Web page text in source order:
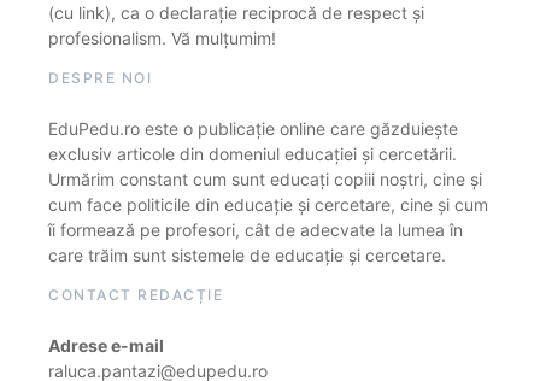
(cu link), ca o declarație reciprocă de respect și
profesionalism. Vă mulțumim!
DESPRE NOI
EduPedu.ro este o publicație online care găzduiește
exclusiv articole din domeniul educației și cercetării.
Urmărim constant cum sunt educați copiii noștri, cine și
cum face politicile din educație și cercetare, cine și cum
îi formează pe profesori, cât de adecvate la lumea în
care trăim sunt sistemele de educație și cercetare.
CONTACT REDACȚIE
Adrese e-mail
raluca.pantazi@edupedu.ro